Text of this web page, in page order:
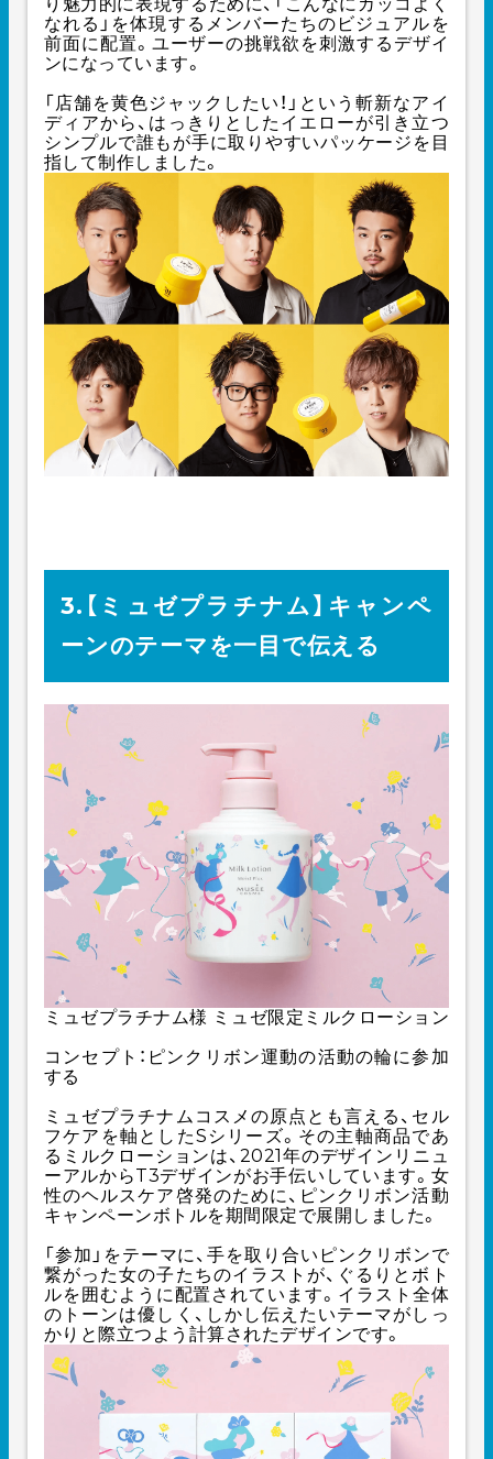
なれる」を体現するメンバーたちのビジュアルを
前面に配置。ユーザーの挑戦欲を刺激するデザイ
ンになっています。
「店舗を黄色ジャックしたい！」という斬新なアイ
ディアから、はっきりとしたイエローが引き立つ
シンプルで誰もが手に取りやすいパッケージを目
指して制作しました。
3.【ミュゼプラチナム】キャンペ
ーンのテーマを一目で伝える
ミュゼプラチナム様 ミュゼ限定ミルクローション
コンセプト：ピンクリボン運動の活動の輪に参加
する
ミュゼプラチナムコスメの原点とも言える、セル
フケアを軸としたSシリーズ。その主軸商品であ
るミルクローションは、2021年のデザインリニュ
ーアルからT3デザインがお手伝いしています。女
性のヘルスケア啓発のために、ピンクリボン活動
キャンペーンボトルを期間限定で展開しました。
「参加」をテーマに、手を取り合いピンクリボンで
繋がった女の子たちのイラストが、ぐるりとボト
ルを囲むように配置されています。イラスト全体
のトーンは優しく、しかし伝えたいテーマがしっ
かりと際立つよう計算されたデザインです。